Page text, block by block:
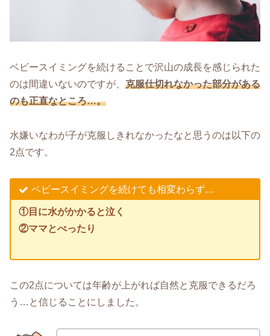
ベビースイミングを続けることで沢山の成長を感じられた
のは間違いないのですが、 克服仕切れなかった部分がある
のも正直なところ…。
水嫌いなわが子が克服しきれなかったなと思うのは以下の
2点です。
ベビースイミングを続けても相変わらず…
①目に水がかかると泣く
②ママとべったり
この2点については年齢が上がれば自然と克服できるだろ
う…と信じることにしました。